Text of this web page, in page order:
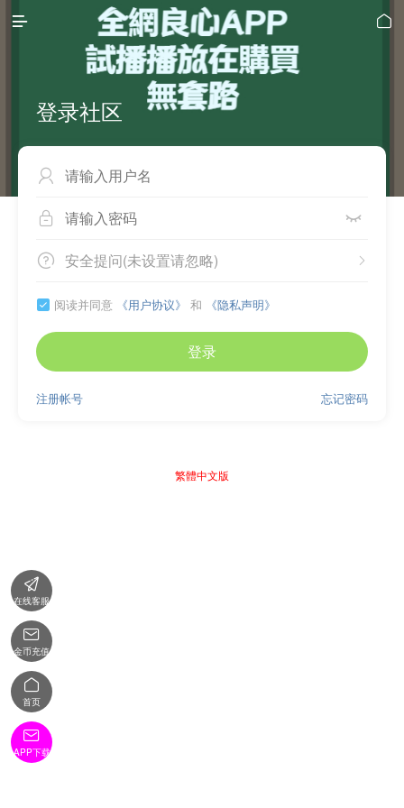
 
登录社区

 
 
安全提问(未设置请忽略)
 阅读并同意 《用户协议》 和 《隐私声明》
登录
忘记密码
注册帐号
繁體中文版

在线客服

金币充值

首页

APP下载